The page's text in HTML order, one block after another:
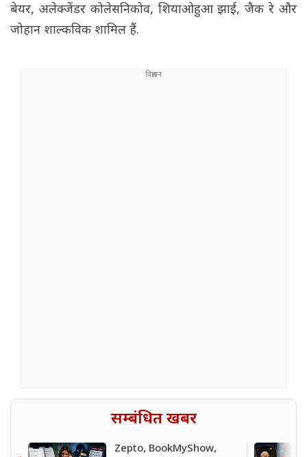
बेयर, अलेक्जेंडर कोलेसनिकोव, शियाओहुआ झाई, जैक रे और
जोहान शाल्कविक शामिल हैं.
सम्बंधित खबर
Zepto, BookMyShow,